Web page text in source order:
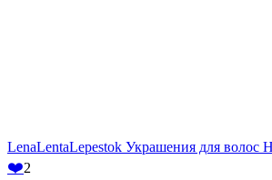
LenaLentaLepestok Украшения для волос
❤️2